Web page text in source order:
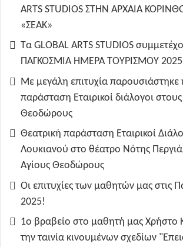
ARTS STUDIOS ΣΤΗΝ ΑΡΧΑΙΑ
«ΣΕΑΚ»
Τα GLOBAL ARTS STUDIOS
ΠΑΓΚΟΣΜΙΑ ΗΜΕΡΑ ΤΟΥΡΙΣΜΟΥ 2025
Με μεγάλη επιτυχία παρουσιάστηκε
παράσταση Εταιρικοί διάλογοι
Θεοδώρους
Θεατρική παράσταση Εταιρικοί
Λουκιανού στο θέατρο Νότης
Αγίους Θεοδώρους
Οι επιτυχίες των μαθητών μας στις
2025!
1ο βραβείο στο μαθητή μας Χρήστο
την ταινία κινουμένων σχεδίων